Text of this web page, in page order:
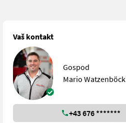
Vaš kontakt
Gospod
Mario Watzenböck
+43 676 *******